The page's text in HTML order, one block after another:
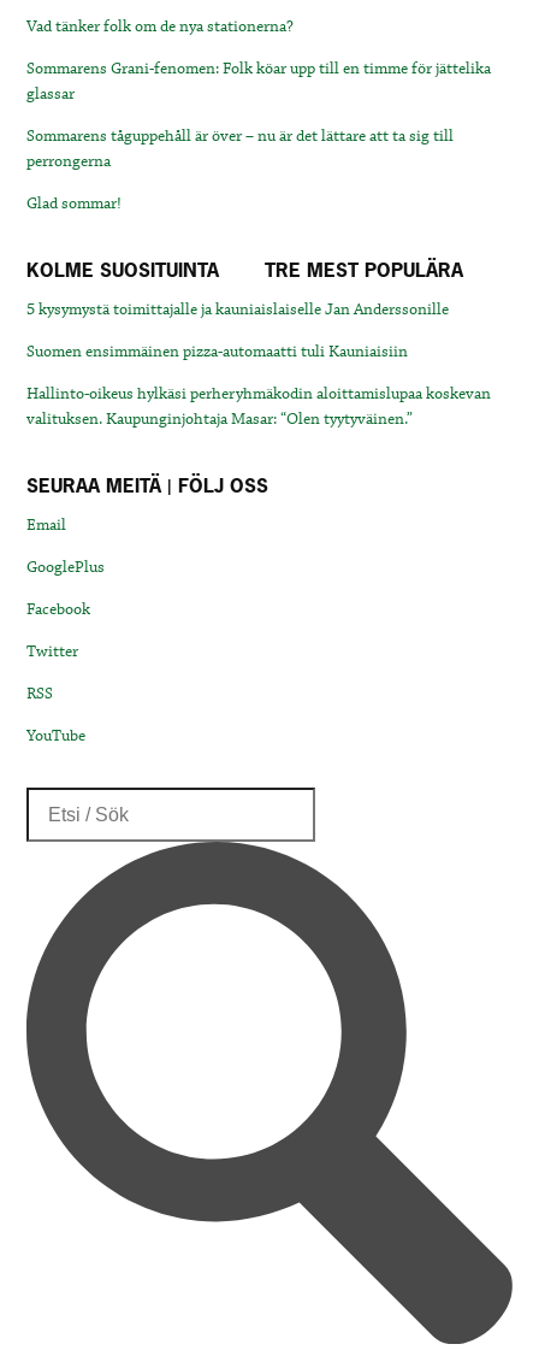
Vad tänker folk om de nya stationerna?
Sommarens Grani-fenomen: Folk köar upp till en timme för jättelika
glassar
Sommarens tåguppehåll är över – nu är det lättare att ta sig till
perrongerna
Glad sommar!
KOLME SUOSITUINTA TRE MEST POPULÄRA
5 kysymystä toimittajalle ja kauniaislaiselle Jan Anderssonille
Suomen ensimmäinen pizza-automaatti tuli Kauniaisiin
Hallinto-oikeus hylkäsi perheryhmäkodin aloittamislupaa koskevan
valituksen. Kaupunginjohtaja Masar: “Olen tyytyväinen.”
SEURAA MEITÄ | FÖLJ OSS
Email
GooglePlus
Facebook
Twitter
RSS
YouTube